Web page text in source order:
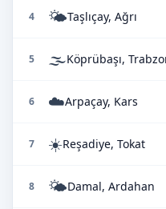
4 🌤️Taşlıçay, Ağrı
5 🌫️Köprübaşı,
6 ☁️Arpaçay, Kars
7 ☀️Reşadiye, Tokat
8 🌤️Damal, Ardahan